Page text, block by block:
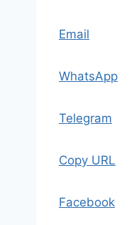
Email
WhatsApp
Telegram
Copy URL
Facebook